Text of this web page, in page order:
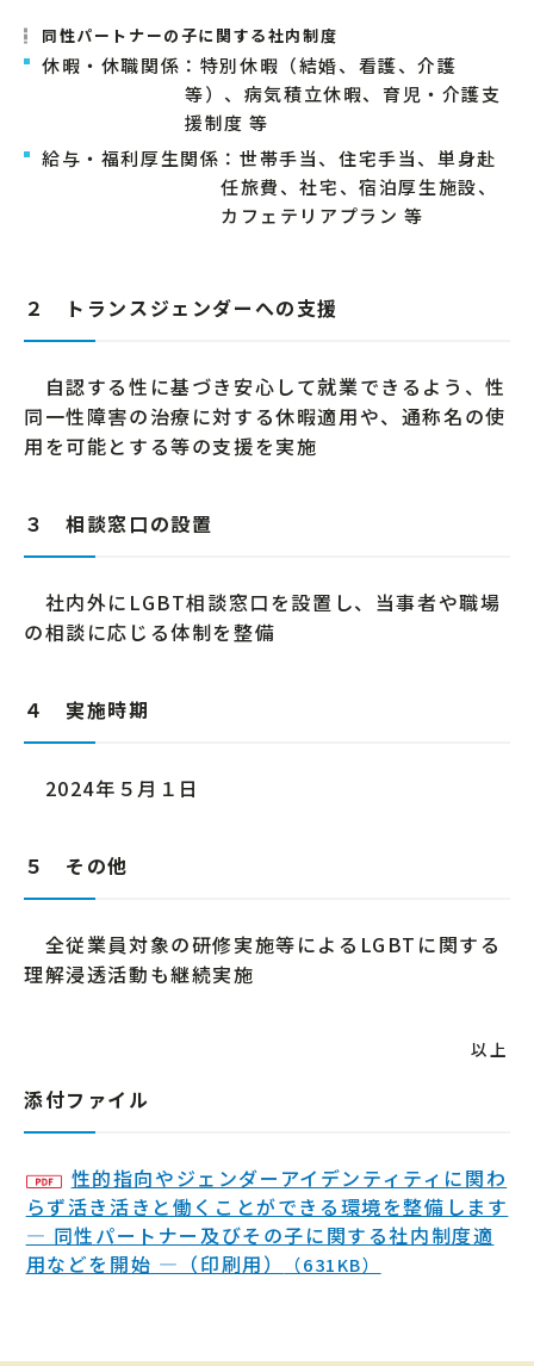
同性パートナーの子に関する社内制度
休暇・休職関係：特別休暇（結婚、看護、介護
等）、病気積立休暇、育児・介護支
援制度 等
給与・福利厚生関係：世帯手当、住宅手当、単身赴
任旅費、社宅、宿泊厚生施設、
カフェテリアプラン 等
２ トランスジェンダーへの支援
自認する性に基づき安心して就業できるよう、性
同一性障害の治療に対する休暇適用や、通称名の使
用を可能とする等の支援を実施
３ 相談窓口の設置
社内外にLGBT相談窓口を設置し、当事者や職場
の相談に応じる体制を整備
４ 実施時期
2024年５月１日
５ その他
全従業員対象の研修実施等によるLGBTに関する
理解浸透活動も継続実施
以上
添付ファイル
性的指向やジェンダーアイデンティティに関わ
らず活き活きと働くことができる環境を整備します
― 同性パートナー及びその子に関する社内制度適
用などを開始 ―（印刷用）
（631KB）